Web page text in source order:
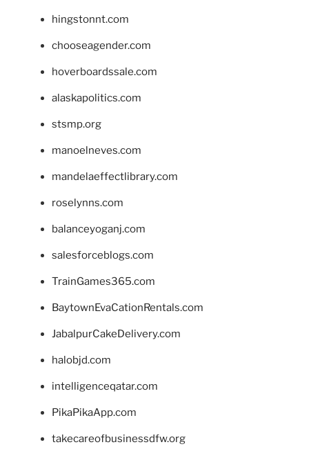
hingstonnt.com
chooseagender.com
hoverboardssale.com
alaskapolitics.com
stsmp.org
manoelneves.com
mandelaeffectlibrary.com
roselynns.com
balanceyoganj.com
salesforceblogs.com
TrainGames365.com
BaytownEvaCationRentals.com
JabalpurCakeDelivery.com
halobjd.com
intelligenceqatar.com
PikaPikaApp.com
takecareofbusinessdfw.org